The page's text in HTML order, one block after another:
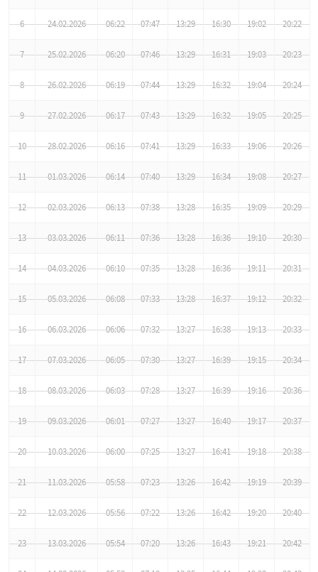
6 24.02.2026 06:22 07:47 13:29 16:30 19:02 20:22
7 25.02.2026 06:20 07:46 13:29 16:31 19:03 20:23
8 26.02.2026 06:19 07:44 13:29 16:32 19:04 20:24
9 27.02.2026 06:17 07:43 13:29 16:32 19:05 20:25
10 28.02.2026 06:16 07:41 13:29 16:33 19:06 20:26
11 01.03.2026 06:14 07:40 13:29 16:34 19:08 20:27
12 02.03.2026 06:13 07:38 13:28 16:35 19:09 20:29
13 03.03.2026 06:11 07:36 13:28 16:36 19:10 20:30
14 04.03.2026 06:10 07:35 13:28 16:36 19:11 20:31
15 05.03.2026 06:08 07:33 13:28 16:37 19:12 20:32
16 06.03.2026 06:06 07:32 13:27 16:38 19:13 20:33
17 07.03.2026 06:05 07:30 13:27 16:39 19:15 20:34
18 08.03.2026 06:03 07:28 13:27 16:39 19:16 20:36
19 09.03.2026 06:01 07:27 13:27 16:40 19:17 20:37
20 10.03.2026 06:00 07:25 13:27 16:41 19:18 20:38
21 11.03.2026 05:58 07:23 13:26 16:42 19:19 20:39
22 12.03.2026 05:56 07:22 13:26 16:42 19:20 20:40
23 13.03.2026 05:54 07:20 13:26 16:43 19:21 20:42